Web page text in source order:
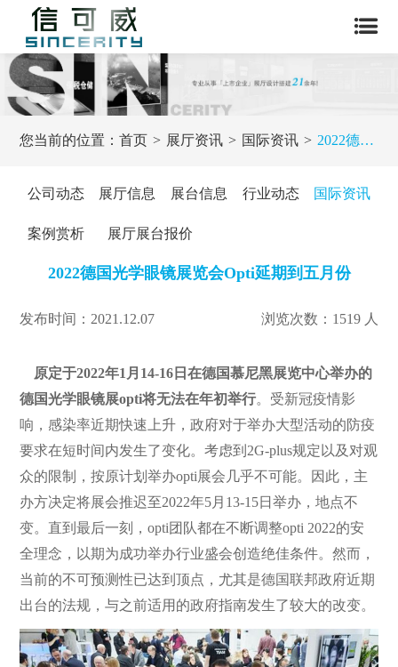
您当前的位置：首页 展厅资讯 国际资讯 2022德国光学眼镜展览会Opti延期到五月份
公司动态 展厅信息 展台信息 行业动态 国际资讯
案例赏析 展厅展台报价
2022德国光学眼镜展览会Opti延期到五月份
发布时间：2021.12.07 浏览次数：1519 人
原定于2022年1月14-16日在德国慕尼黑展览中心举办的
德国光学眼镜展opti将无法在年初举行。受新冠疫情影
响，感染率近期快速上升，政府对于举办大型活动的防疫
要求在短时间内发生了变化。考虑到2G-plus规定以及对观
众的限制，按原计划举办opti展会几乎不可能。因此，主
办方决定将展会推迟至2022年5月13-15日举办，地点不
变。直到最后一刻，opti团队都在不断调整opti 2022的安
全理念，以期为成功举办行业盛会创造绝佳条件。然而，
当前的不可预测性已达到顶点，尤其是德国联邦政府近期
出台的法规，与之前适用的政府指南发生了较大的改变。